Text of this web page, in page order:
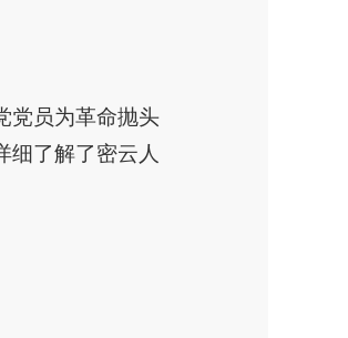
党员为革命抛头
细了解了密云人